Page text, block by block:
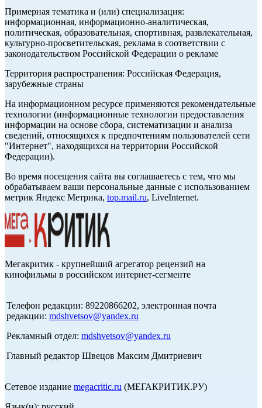
Примерная тематика и (или) специализация:
информационная, информационно-аналитическая,
политическая, образовательная, спортивная, развлекательная,
культурно-просветительская, реклама в соответствии с
законодательством Российской Федерации о рекламе
Территория распространения: Российская Федерация,
зарубежные страны
На информационном ресурсе применяются рекомендательные
технологии (информационные технологии предоставления
информации на основе сбора, систематизации и анализа
сведений, относящихся к предпочтениям пользователей сети
"Интернет", находящихся на территории Российской
Федерации).
Во время посещения сайта вы соглашаетесь с тем, что мы
обрабатываем ваши персональные данные с использованием
метрик Яндекс Метрика, top.mail.ru, LiveInternet.
Мегакритик - крупнейший агрегатор рецензий на
кинофильмы в российском интернет-сегменте
Телефон редакции: 89220866202, электронная почта
редакции: mdshvetsov@yandex.ru
Рекламный отдел: mdshvetsov@yandex.ru
Главный редактор Швецов Максим Дмитриевич
Сетевое издание megacritic.ru (МЕГАКРИТИК.РУ)